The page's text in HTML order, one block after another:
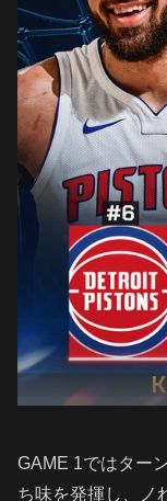
GAME 1ではター
ち味を発揮し、ノ